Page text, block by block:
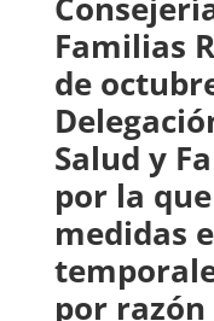
Familias
de
Salud y
por la
medidas
por